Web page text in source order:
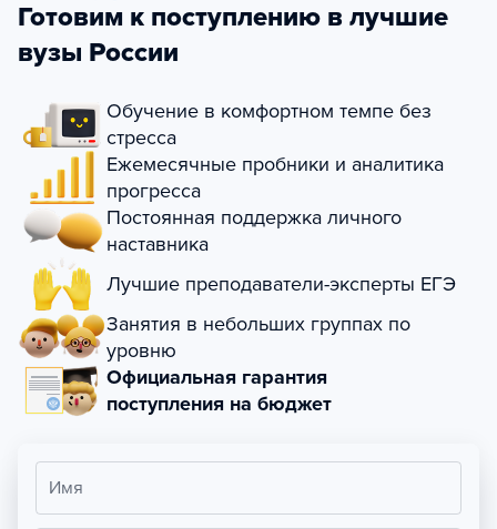
Готовим к поступлению в лучшие
вузы России
Обучение в комфортном темпе без
стресса
Ежемесячные пробники и аналитика
прогресса
Постоянная поддержка личного
наставника
Лучшие преподаватели-эксперты ЕГЭ
Занятия в небольших группах по
уровню
Официальная гарантия
поступления на бюджет
Имя